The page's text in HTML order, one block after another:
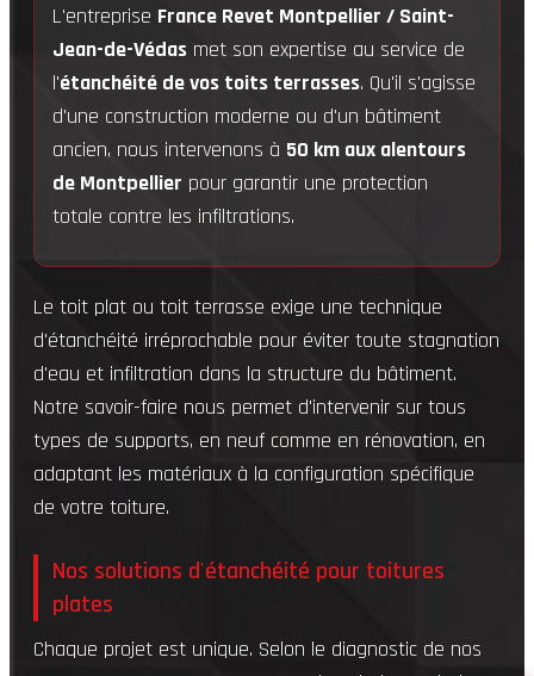
L'entreprise France Revet Montpellier / Saint-
Jean-de-Védas met son expertise au service de
l'étanchéité de vos toits terrasses. Qu'il s'agisse
d'une construction moderne ou d'un bâtiment
ancien, nous intervenons à 50 km aux alentours
de Montpellier pour garantir une protection
totale contre les infiltrations.
Le toit plat ou toit terrasse exige une technique
d'étanchéité irréprochable pour éviter toute stagnation
d'eau et infiltration dans la structure du bâtiment.
Notre savoir-faire nous permet d'intervenir sur tous
types de supports, en neuf comme en rénovation, en
adaptant les matériaux à la configuration spécifique
de votre toiture.
Nos solutions d'étanchéité pour toitures
plates
Chaque projet est unique. Selon le diagnostic de nos